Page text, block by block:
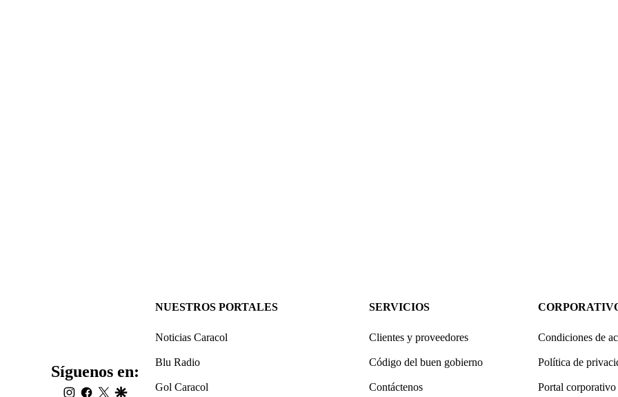
Síguenos en:
instagram
facebook
twittergoogle
NUESTROS PORTALES
Noticias Caracol
Blu Radio
Gol Caracol
SERVICIOS
Clientes y proveedores
Código del buen gobierno
Contáctenos
Condiciones de
Política de
Portal corporativo